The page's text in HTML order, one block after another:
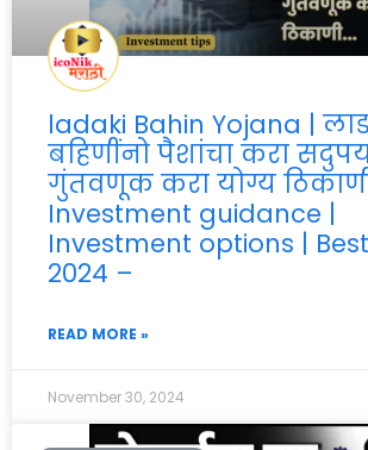
ladaki Bahin Yojana |
बहिणींनो पैशांचा करा
गुंतवणूक करा योग्य
Investment guidance |
Investment options |
2024 –
READ MORE »
November 30, 2024